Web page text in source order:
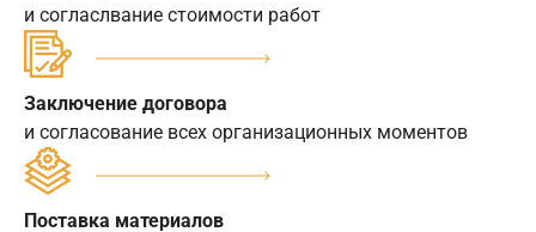
и согласлвание стоимости работ
Заключение договора
и согласование всех организационных моментов
Поставка материалов